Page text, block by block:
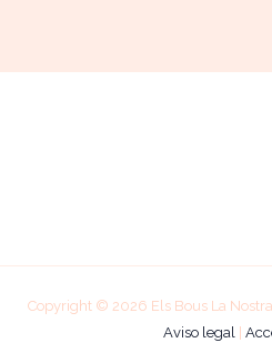
Copyright © 2026 Els Bous La Nostra
Aviso legal